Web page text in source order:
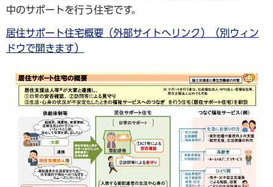
中のサポートを行う住宅です。
居住サポート住宅概要（外部サイトへリンク）（別ウィン
ドウで開きます）